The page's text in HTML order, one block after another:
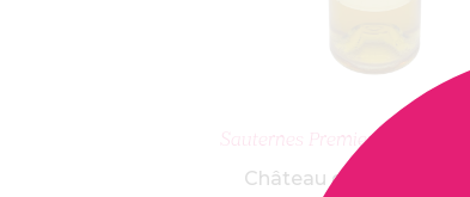
Sauternes Premier Grand Cru
Château de Rayne
AJOUTER AU